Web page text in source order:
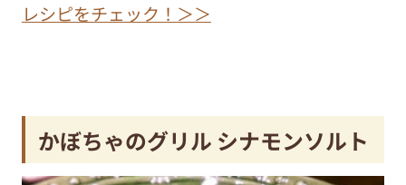
レシピをチェック！＞＞
かぼちゃのグリル シナモンソルト